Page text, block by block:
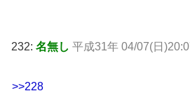
232: 名無し 平成31年 04/07(日
>>228